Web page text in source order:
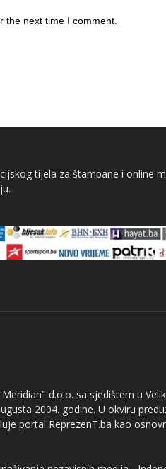
the next time I comment.
tijela za štampane i online
d.o.o. sa sjedištem u
2004. godine. U okviru
portal ReprezenT.ba kao